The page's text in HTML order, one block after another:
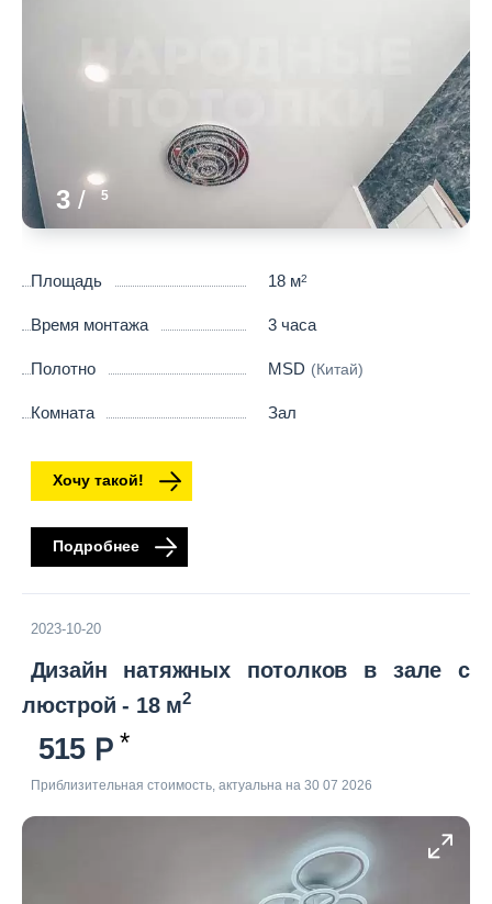
3 / 5
Площадь 18 м2
Время монтажа 3 часа
Полотно MSD (Китай)
Комната Зал
Хочу такой!
Подробнее
2023-10-20
Дизайн натяжных потолков в зале с
люстрой - 18 м2
515
Приблизительная стоимость, актуальна на 30 07 2026